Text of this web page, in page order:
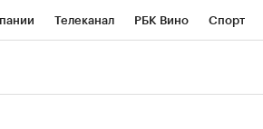
Телеканал РБК Вино Спорт